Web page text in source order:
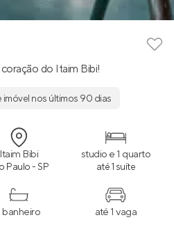
do Itaim Bibi!
nos últimos 90 dias
Itaim Bibi
Paulo - SP
studio e 1 quarto
até 1 suíte
banheiro até 1 vaga